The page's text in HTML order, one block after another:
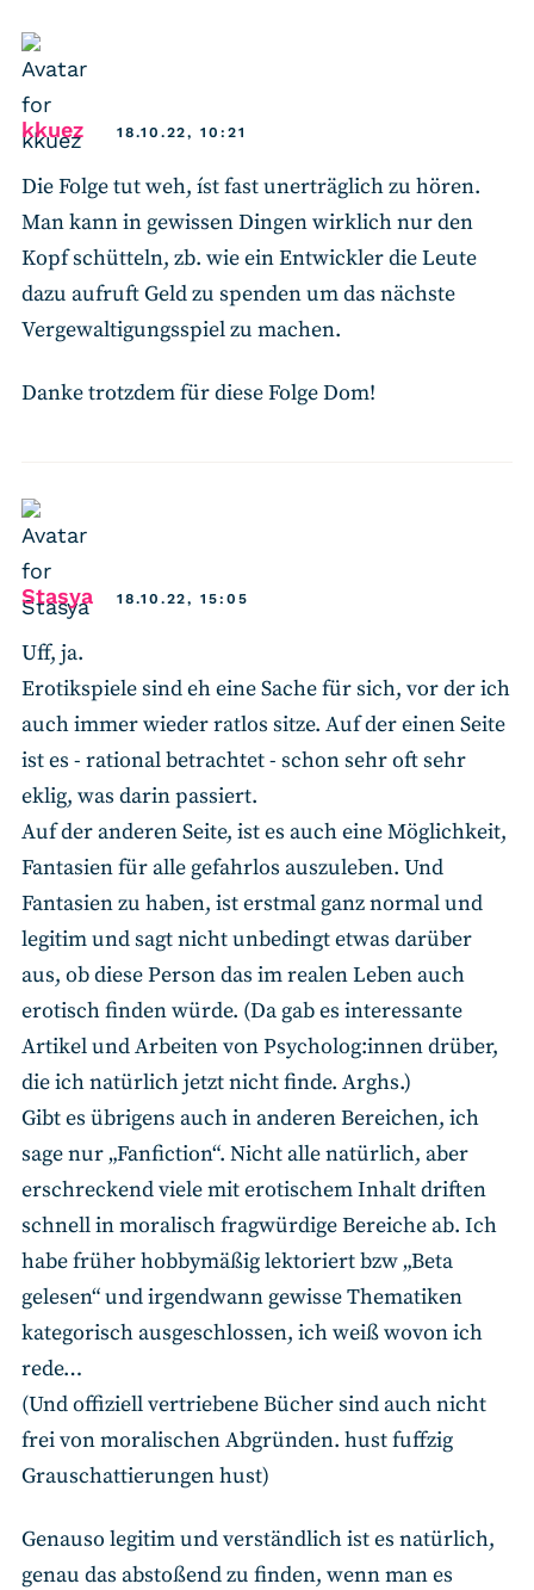
kkuezsays:18.10.22, 10:21
Die Folge tut weh, íst fast unerträglich zu hören.
Man kann in gewissen Dingen wirklich nur den
Kopf schütteln, zb. wie ein Entwickler die Leute
dazu aufruft Geld zu spenden um das nächste
Vergewaltigungsspiel zu machen.
Danke trotzdem für diese Folge Dom!
Stasya says:18.10.22, 15:05
Uff, ja.
Erotikspiele sind eh eine Sache für sich, vor der ich
auch immer wieder ratlos sitze. Auf der einen Seite
ist es - rational betrachtet - schon sehr oft sehr
eklig, was darin passiert.
Auf der anderen Seite, ist es auch eine Möglichkeit,
Fantasien für alle gefahrlos auszuleben. Und
Fantasien zu haben, ist erstmal ganz normal und
legitim und sagt nicht unbedingt etwas darüber
aus, ob diese Person das im realen Leben auch
erotisch finden würde. (Da gab es interessante
Artikel und Arbeiten von Psycholog:innen drüber,
die ich natürlich jetzt nicht finde. Arghs.)
Gibt es übrigens auch in anderen Bereichen, ich
sage nur „Fanfiction“. Nicht alle natürlich, aber
erschreckend viele mit erotischem Inhalt driften
schnell in moralisch fragwürdige Bereiche ab. Ich
habe früher hobbymäßig lektoriert bzw „Beta
gelesen“ und irgendwann gewisse Thematiken
kategorisch ausgeschlossen, ich weiß wovon ich
rede…
(Und offiziell vertriebene Bücher sind auch nicht
frei von moralischen Abgründen. hust fuffzig
Grauschattierungen hust)
Genauso legitim und verständlich ist es natürlich,
genau das abstoßend zu finden, wenn man es